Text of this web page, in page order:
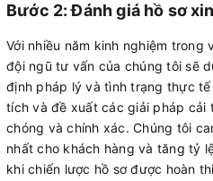
Bước 2: Đánh giá hồ sơ
Với nhiều năm kinh nghiệm trong
đội ngũ tư vấn của chúng tôi sẽ
định pháp lý và tình trạng thực
tích và đề xuất các giải pháp cải
chóng và chính xác. Chúng tôi
nhất cho khách hàng và tăng tỷ
khi chiến lược hồ sơ được hoàn